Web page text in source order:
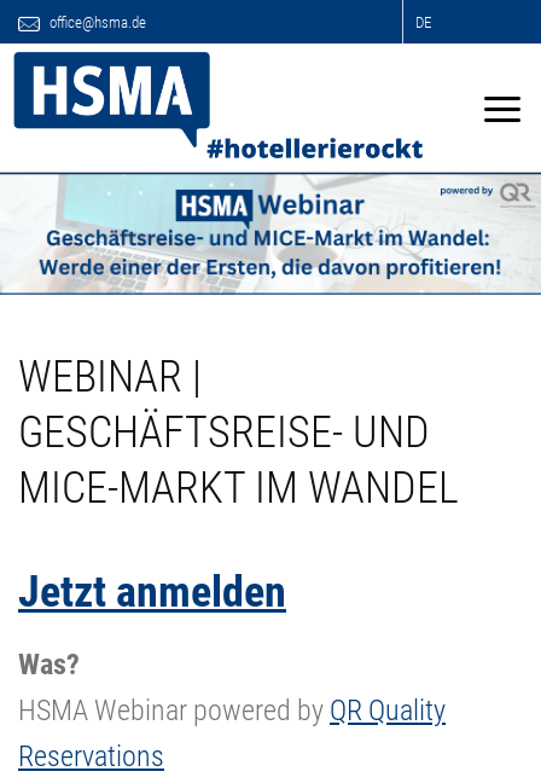
office@hsma.de DE
WEBINAR |
GESCHÄFTSREISE- UND
MICE-MARKT IM WANDEL
Jetzt anmelden
Was?
HSMA Webinar powered by QR Quality
Reservations